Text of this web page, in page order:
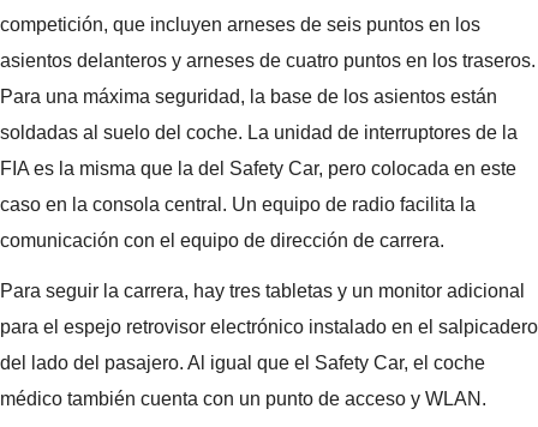
competición, que incluyen arneses de seis puntos en los
asientos delanteros y arneses de cuatro puntos en los traseros.
Para una máxima seguridad, la base de los asientos están
soldadas al suelo del coche. La unidad de interruptores de la
FIA es la misma que la del Safety Car, pero colocada en este
caso en la consola central. Un equipo de radio facilita la
comunicación con el equipo de dirección de carrera.
Para seguir la carrera, hay tres tabletas y un monitor adicional
para el espejo retrovisor electrónico instalado en el salpicadero
del lado del pasajero. Al igual que el Safety Car, el coche
médico también cuenta con un punto de acceso y WLAN.